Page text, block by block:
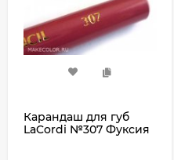
Карандаш для губ
LaCordi №307 Фуксия